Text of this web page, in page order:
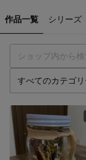
作品一覧 シリーズ